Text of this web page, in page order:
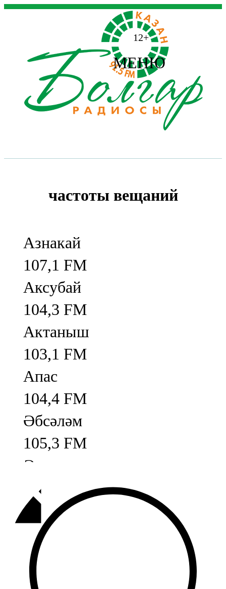
12+
МЕНЮ
частоты вещаний
Азнакай
107,1 FM
Аксубай
104,3 FM
Актаныш
103,1 FM
Апас
104,4 FM
Әбсәләм
105,3 FM
Әлмәт
92,9 FM
Базарлы матак
107,1 FM
Балык бистәсе
104,9 FM